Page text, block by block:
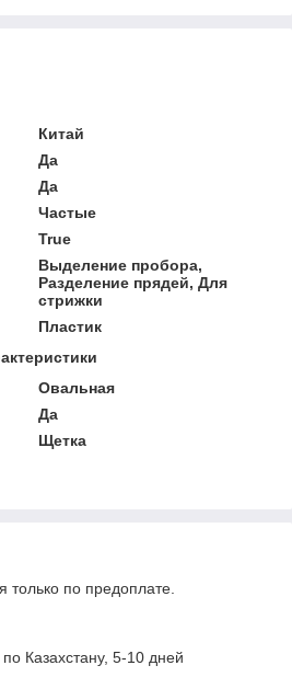
Китай
Да
Да
Частые
True
Выделение пробора,
Разделение прядей, Для
стрижки
Пластик
Овальная
Да
Щетка
только по предоплате.
Казахстану, 5-10 дней